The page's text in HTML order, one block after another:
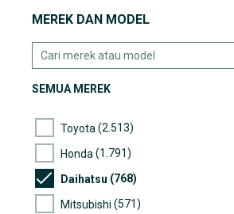
MEREK DAN MODEL
SEMUA MEREK
Toyota (2.513)
Honda (1.791)
Daihatsu (768)
Mitsubishi (571)